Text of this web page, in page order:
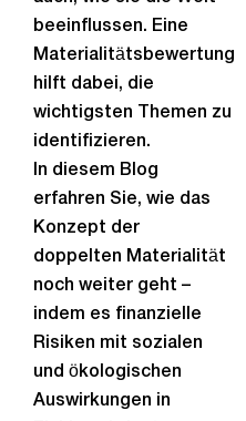
beeinflussen. Eine
Materialitätsbewertung
hilft dabei, die
wichtigsten Themen zu
identifizieren.
In diesem Blog
erfahren Sie, wie das
Konzept der
doppelten Materialität
noch weiter geht –
indem es finanzielle
Risiken mit sozialen
und ökologischen
Auswirkungen in